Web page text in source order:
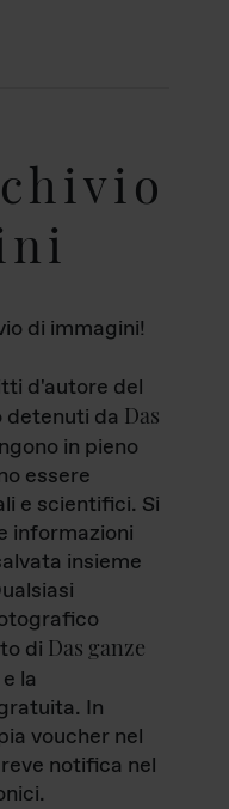
di immagini!
d'autore del
da Das
in pieno
essere
e scientifici. Si
informazioni
insieme
di Das ganze
la
In
voucher nel
notifica nel